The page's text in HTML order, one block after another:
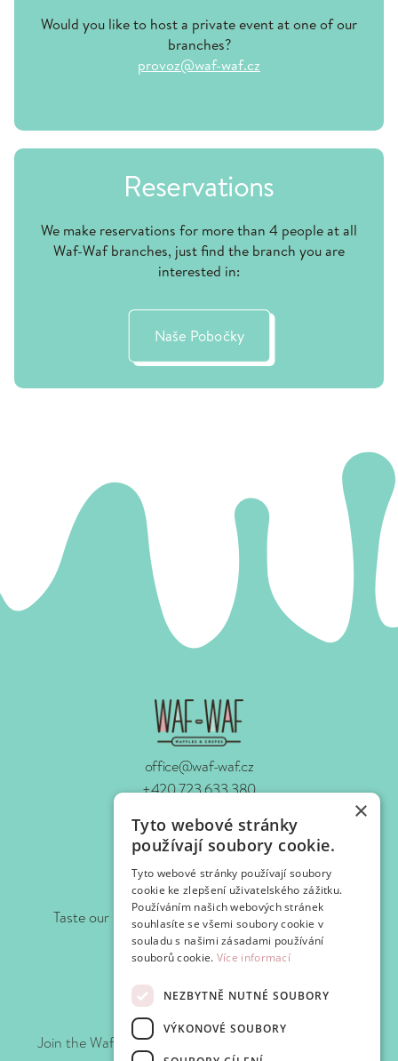
Would you like to host a private event at one of our
branches?
provoz@waf-waf.cz
Reservations
We make reservations for more than 4 people at all
Waf-Waf branches, just find the branch you are
interested in:
Naše Pobočky
office@waf-waf.cz
+420 723 633 380
Contacts
Follow us!
Taste our news as soon as we prepare it for you.
Join WAFClub
Join the Waf-Waf Club and get discounts and special
×
Tyto webové stránky
používají soubory cookie.
Tyto webové stránky používají soubory
cookie ke zlepšení uživatelského zážitku.
Používáním našich webových stránek
souhlasíte se všemi soubory cookie v
souladu s našimi zásadami používání
souborů cookie. Více informací
NEZBYTNĚ NUTNÉ SOUBORY
VÝKONOVÉ SOUBORY